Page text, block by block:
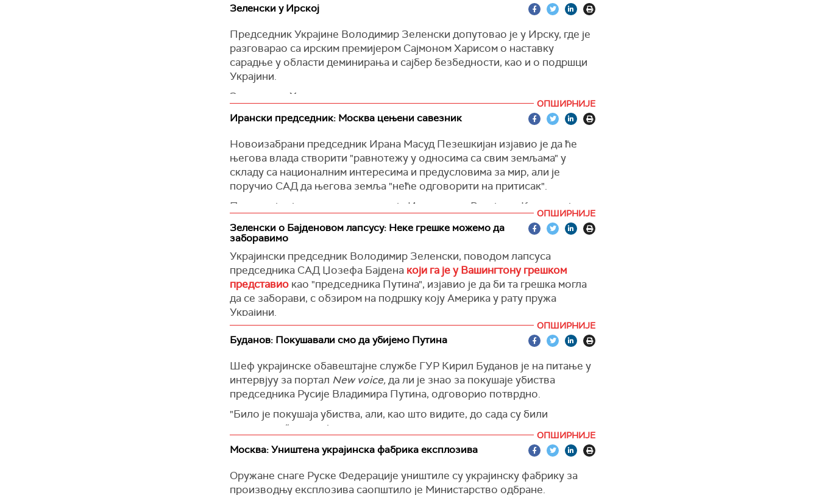
Зеленски у Ирској
Председник Украјине Володимир Зеленски допутовао је у Ирску, где је
разговарао са ирским премијером Сајмоном Харисом о наставку
сарадње у области деминирања и сајбер безбедности, као и о подршци
Украјини.
Зеленски и Харис су разговарали и о наредним корацима за
ОПШИРНИЈЕ
Ирански председник: Москва цењени савезник
Новоизабрани председник Ирана Масуд Пезешкијан изјавио је да ће
његова влада створити "равнотежу у односима са свим земљама" у
складу са националним интересима и предусловима за мир, али је
поручио САД да његова земља "неће одговорити на притисак".
Пезешкијан је истакао односе које Иран има са Русијом и Кином које су,
Навео је да је Москва "цењени стратешки савезник" и да ће његова
влада проширити билатералну сарадњу.
Изразио је, такође, спремност да "подржи иницијативе које имају за
циљ"постизање мира између Русије и Украјине.
(Танјуг)
ОПШИРНИЈЕ
Зеленски o Бајденовом лапсусу: Неке грешке можемо да
заборавимо
Украјински председник Володимир Зеленски, поводом лапсуса
председника САД Џозефа Бајдена који га је у Вашингтону грешком
представио као "председника Путина", изјавио је да би та грешка могла
да се заборави, с обзиром на подршку коју Америка у рату пружа
Украјини.
"То је грешка. Мислим да су СAД дале велику подршку Украјинцима.
Неке грешке можемо заборавити", рекао је Зеленски.
(Reuters)
ОПШИРНИЈЕ
Буданов: Покушавали смо да убијемо Путина
Шеф украјинске обавештајне службе ГУР Кирил Буданов је на питање у
интервјуу за портал New voice, да ли је знао за покушаје убиства
председника Русије Владимира Путина, одговорио потврдно.
"Било је покушаја убиства, али, као што видите, до сада су били
неуспешни“, рекао је он.
Буданов је приметио да је Путин на власти у Русији више од 20 година,
животне стабилности“.
ОПШИРНИЈЕ
Москва: Уништена украјинска фабрика експлозива
Оружане снаге Руске Федерације уништиле су украјинску фабрику за
производњу експлозива саопштило је Министарство одбране.